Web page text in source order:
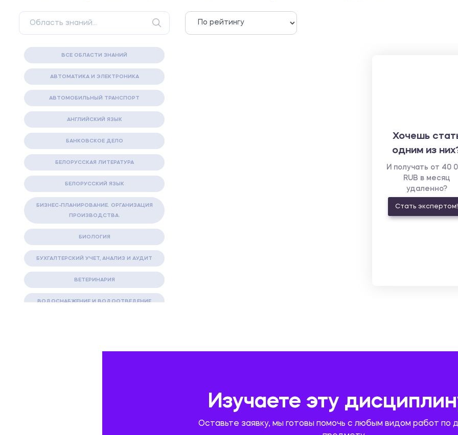
ВСЕ ОБЛАСТИ ЗНАНИЙ
АВТОМАТИКА И ЭЛЕКТРОНИКА
АВТОМОБИЛЬНЫЙ ТРАНСПОРТ
АНГЛИЙСКИЙ ЯЗЫК
БАНКОВСКОЕ ДЕЛО
БЕЛОРУССКАЯ ЛИТЕРАТУРА
БЕЛОРУССКИЙ ЯЗЫК
БИЗНЕС-ПЛАНИРОВАНИЕ. ОРГАНИЗАЦИЯ
ПРОИЗВОДСТВА.
БИОЛОГИЯ
БУХГАЛТЕРСКИЙ УЧЕТ, АНАЛИЗ И АУДИТ
ВЕТЕРИНАРИЯ
ВОДОСНАБЖЕНИЕ И ВОДООТВЕДЕНИЕ
Хочешь
одним из
И получать от 40
RUB в месяц
удаленно?
Стать экспертом!
Изучаете эту
Оставьте заявку, мы готовы помочь с любым видом работ по